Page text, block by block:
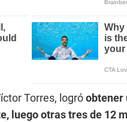
Torres, logróobtener
luego otras tres de 12